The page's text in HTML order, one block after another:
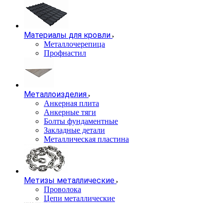
Материалы для кровли
Металлочерепица
Профнастил
Металлоизделия
Анкерная плита
Анкерные тяги
Болты фундаментные
Закладные детали
Металлическая пластина
Метизы металлические
Проволока
Цепи металлические